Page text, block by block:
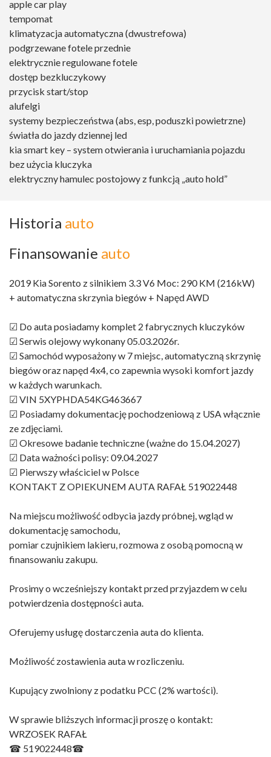
apple car play
tempomat
klimatyzacja automatyczna (dwustrefowa)
podgrzewane fotele przednie
elektrycznie regulowane fotele
dostęp bezkluczykowy
przycisk start/stop
alufelgi
systemy bezpieczeństwa (abs, esp, poduszki powietrzne)
światła do jazdy dziennej led
kia smart key – system otwierania i uruchamiania pojazdu
bez użycia kluczyka
elektryczny hamulec postojowy z funkcją „auto hold”
Historia auto
Finansowanie auto
2019 Kia Sorento z silnikiem 3.3 V6 Moc: 290 KM (216kW)
+ automatyczna skrzynia biegów + Napęd AWD
☑ Do auta posiadamy komplet 2 fabrycznych kluczyków
☑ Serwis olejowy wykonany 05.03.2026r.
☑ Samochód wyposażony w 7 miejsc, automatyczną skrzynię
biegów oraz napęd 4x4, co zapewnia wysoki komfort jazdy
w każdych warunkach.
☑ VIN 5XYPHDA54KG463667
☑ Posiadamy dokumentację pochodzeniową z USA włącznie
ze zdjęciami.
☑ Okresowe badanie techniczne (ważne do 15.04.2027)
☑ Data ważności polisy: 09.04.2027
☑ Pierwszy właściciel w Polsce
KONTAKT Z OPIEKUNEM AUTA RAFAŁ 519022448
Na miejscu możliwość odbycia jazdy próbnej, wgląd w
dokumentację samochodu,
pomiar czujnikiem lakieru, rozmowa z osobą pomocną w
finansowaniu zakupu.
Prosimy o wcześniejszy kontakt przed przyjazdem w celu
potwierdzenia dostępności auta.
Oferujemy usługę dostarczenia auta do klienta.
Możliwość zostawienia auta w rozliczeniu.
Kupujący zwolniony z podatku PCC (2% wartości).
W sprawie bliższych informacji proszę o kontakt:
WRZOSEK RAFAŁ
☎ 519022448☎